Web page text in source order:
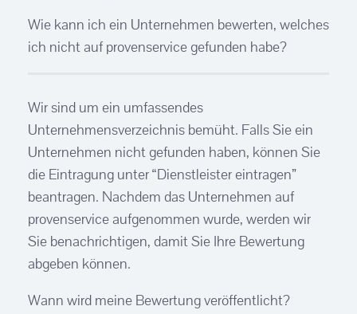
Wie kann ich ein Unternehmen bewerten, welches
ich nicht auf provenservice gefunden habe?
Wir sind um ein umfassendes
Unternehmensverzeichnis bemüht. Falls Sie ein
Unternehmen nicht gefunden haben, können Sie
die Eintragung unter “Dienstleister eintragen”
beantragen. Nachdem das Unternehmen auf
provenservice aufgenommen wurde, werden wir
Sie benachrichtigen, damit Sie Ihre Bewertung
abgeben können.
Wann wird meine Bewertung veröffentlicht?